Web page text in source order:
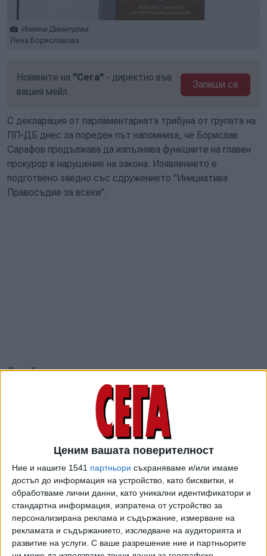
Ценим вашата поверителност
Ние и нашите 1541 партньори съхраняваме и/или имаме
достъп до информация на устройство, като бисквитки, и
обработваме лични данни, като уникални идентификатори и
стандартна информация, изпратена от устройство за
персонализирана реклама и съдържание, измерване на
рекламата и съдържанието, изследване на аудиторията и
развитие на услуги. С ваше разрешение ние и партньорите
Илияна Димитрова
Лена Бориславова
Новините на "Сега" - директно във
вашия мейл.
Запиши се
С декларация от парламентарната трибуна от групата на
ПП-ДБ днес за пореден път напомниха, че Борислав
Сарафов продължава да изпълнява функциите на главен
прокурор в нарушение на закона. Изявлението е
подготвено заедно със сдружението "Инициатива
Правосъдие за всеки".
Лена Бориславова, която прочете декларацията,
изтъкна, че според приети от сегашния парламент
промени в Закона за съдебната власт лицата, които
временно заемат постовете на ръководители на
прокуратурата и върховните съдилища, не могат да
правят това за повече от 6 месеца. Този срок в случая на
Сарафов изтече на 21 юли т.г., след което би трябвало
друг да изпълнява функциите на главен прокурор.
От прокурорската колегия на Висшия съдебен съвет
(ВСС) обаче излязоха със становище, според която
цитираната по-горе разпоредба не се отнася до
заварени случаи, какъвто е този на Сарафов.
Бориславова посочи, че при аналогичния случай с Георги